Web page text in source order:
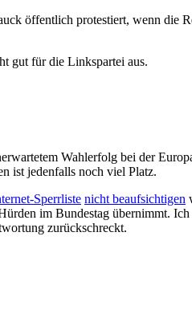
öffentlich protestiert, wenn die
gut für die Linkspartei aus.
Wahlerfolg bei der
ist jedenfalls noch viel Platz.
Sperrliste nicht beaufsichtigen
im Bundestag übernimmt.
zurückschreckt.